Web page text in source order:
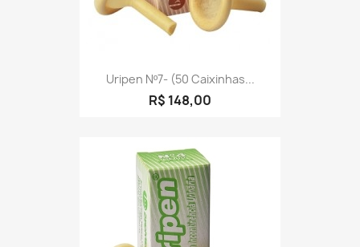
Uripen Nº7- (50 Caixinhas...
R$ 148,00